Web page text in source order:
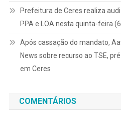
Prefeitura de Ceres realiza
PPA e LOA nesta quinta-feira
Após cassação do mandato,
News sobre recurso ao TSE,
em Ceres
COMENTÁRIOS